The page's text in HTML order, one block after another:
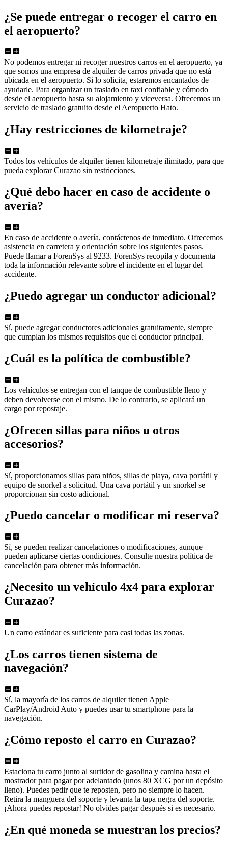
¿Se puede entregar o recoger el carro en
el aeropuerto?
No podemos entregar ni recoger nuestros carros en el aeropuerto, ya
que somos una empresa de alquiler de carros privada que no está
ubicada en el aeropuerto. Si lo solicita, estaremos encantados de
ayudarle. Para organizar un traslado en taxi confiable y cómodo
desde el aeropuerto hasta su alojamiento y viceversa. Ofrecemos un
servicio de traslado gratuito desde el Aeropuerto Hato.
¿Hay restricciones de kilometraje?
Todos los vehículos de alquiler tienen kilometraje ilimitado, para que
pueda explorar Curazao sin restricciones.
¿Qué debo hacer en caso de accidente o
avería?
En caso de accidente o avería, contáctenos de inmediato. Ofrecemos
asistencia en carretera y orientación sobre los siguientes pasos.
Puede llamar a ForenSys al 9233. ForenSys recopila y documenta
toda la información relevante sobre el incidente en el lugar del
accidente.
¿Puedo agregar un conductor adicional?
Sí, puede agregar conductores adicionales gratuitamente, siempre
que cumplan los mismos requisitos que el conductor principal.
¿Cuál es la política de combustible?
Los vehículos se entregan con el tanque de combustible lleno y
deben devolverse con el mismo. De lo contrario, se aplicará un
cargo por repostaje.
¿Ofrecen sillas para niños u otros
accesorios?
Sí, proporcionamos sillas para niños, sillas de playa, cava portátil y
equipo de snorkel a solicitud. Una cava portátil y un snorkel se
proporcionan sin costo adicional.
¿Puedo cancelar o modificar mi reserva?
Sí, se pueden realizar cancelaciones o modificaciones, aunque
pueden aplicarse ciertas condiciones. Consulte nuestra política de
cancelación para obtener más información.
¿Necesito un vehículo 4x4 para explorar
Curazao?
Un carro estándar es suficiente para casi todas las zonas.
¿Los carros tienen sistema de
navegación?
Sí, la mayoría de los carros de alquiler tienen Apple
CarPlay/Android Auto y puedes usar tu smartphone para la
navegación.
¿Cómo reposto el carro en Curazao?
Estaciona tu carro junto al surtidor de gasolina y camina hasta el
mostrador para pagar por adelantado (unos 80 XCG por un depósito
lleno). Puedes pedir que te reposten, pero no siempre lo hacen.
Retira la manguera del soporte y levanta la tapa negra del soporte.
¡Ahora puedes repostar! No olvides pagar después si es necesario.
¿En qué moneda se muestran los precios?